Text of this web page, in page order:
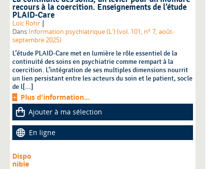
recours à la coercition. Enseignements de l’étude
PLAID-Care
Loïc Rohr |
Dans Information psychiatrique (L') (vol. 101, n° 7, août-
septembre 2025)
L’étude PLAID-Care met en lumière le rôle essentiel de la
continuité des soins en psychiatrie comme rempart à la
coercition. L’intégration de ses multiples dimensions nourrit
un lien persistant entre les acteurs du soin et le patient, socle
de l[...]
Plus d'information...
Ajouter à ma sélection
En ligne
Dispo
nible